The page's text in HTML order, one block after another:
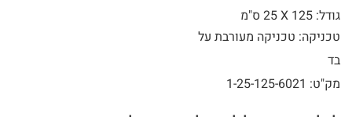
גודל: 125 X
25 ס"מ
טכניקה: טכניקה מעורבת על
בד
מק"ט: 1-25-125-6021